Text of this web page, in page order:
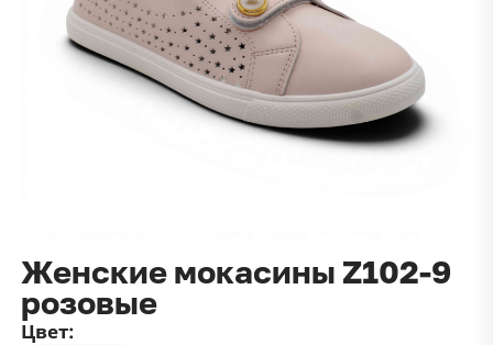
Женские мокасины Z102-9
розовые
Цвет:
данныхипубличной оффертой
Зарегистрироваться
100 ₽100 ₽